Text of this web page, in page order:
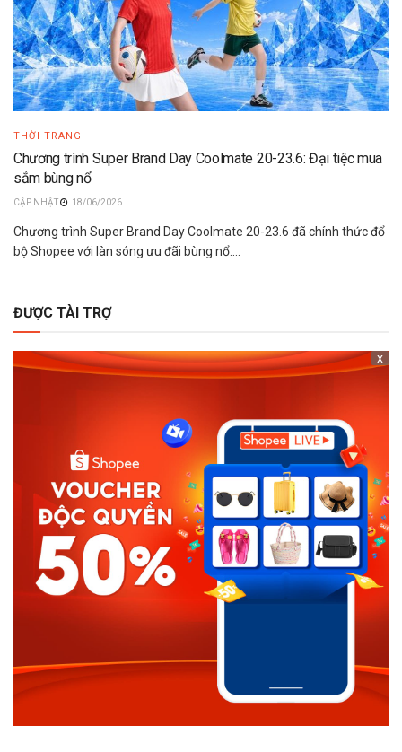
THỜI TRANG
Chương trình Super Brand Day Coolmate 20-23.6: Đại tiệc mua
sắm bùng nổ
18/06/2026
Chương trình Super Brand Day Coolmate 20-23.6 đã chính thức đổ
bộ Shopee với làn sóng ưu đãi bùng nổ....
ĐƯỢC TÀI TRỢ
x